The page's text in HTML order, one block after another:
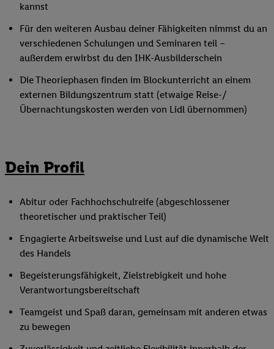
kannst
Für den weiteren Ausbau deiner Fähigkeiten nimmst du an
verschiedenen Schulungen und Seminaren teil –
außerdem erwirbst du den IHK-Ausbilderschein
Die Theoriephasen finden im Blockunterricht an einem
externen Bildungszentrum statt (etwaige Reise-/
Übernachtungskosten werden von Lidl übernommen)
Dein Profil
Abitur oder Fachhochschulreife (abgeschlossener
theoretischer und praktischer Teil)
Engagierte Arbeitsweise und Lust auf die dynamische Welt
des Handels
Begeisterungsfähigkeit, Zielstrebigkeit und hohe
Verantwortungsbereitschaft
Teamgeist und Spaß daran, gemeinsam mit anderen etwas
zu bewegen